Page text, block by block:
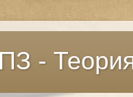
-